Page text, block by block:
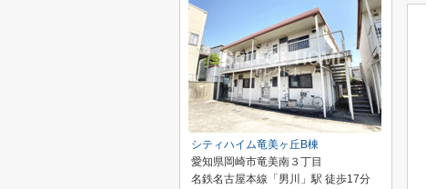
シティハイム竜美ヶ丘B棟
愛知県岡崎市竜美南３丁目
名鉄名古屋本線「男川」駅 徒歩17分